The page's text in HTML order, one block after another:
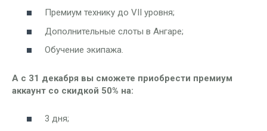
Премиум технику до VII уровня;
Дополнительные слоты в Ангаре;
Обучение экипажа.
А с 31 декабря вы сможете приобрести премиум
аккаунт со скидкой 50% на:
3 дня;